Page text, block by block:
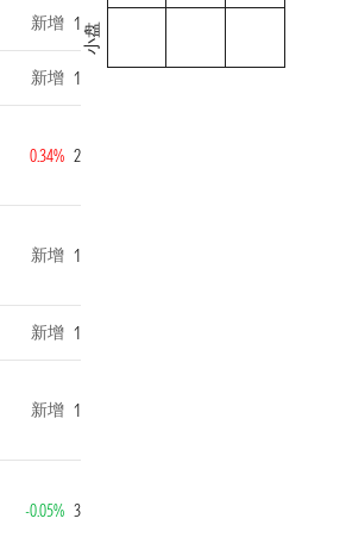
新增 1
新增 1
0.34% 2
新增 1
新增 1
新增 1
-0.05% 3
小盘